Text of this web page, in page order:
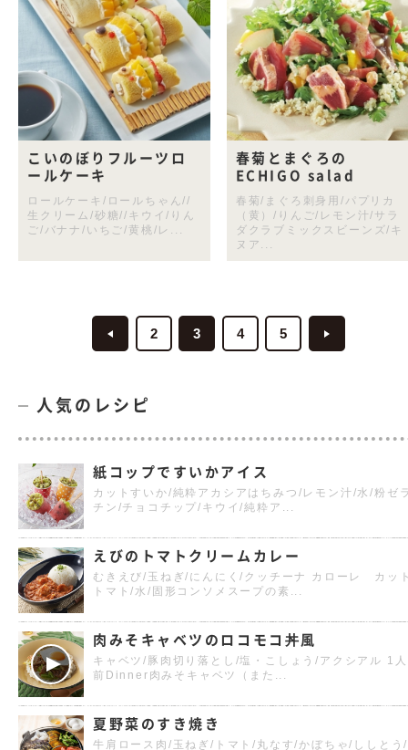
こいのぼりフルーツロ
ールケーキ
ロールケーキ/ロールちゃん//
生クリーム/砂糖//キウイ/りん
ご/バナナ/いちご/黄桃/レ...
春菊とまぐろの
ECHIGO salad
春菊/まぐろ刺身用/パプリカ
（黄）/りんご/レモン汁/サラ
ダクラブミックスビーンズ/キ
ヌア...
2 3 4 5
人気のレシピ
紙コップですいかアイス
カットすいか/純粋アカシアはちみつ/レモン汁/水/粉ゼ
チン/チョコチップ/キウイ/純粋ア...
えびのトマトクリームカレー
むきえび/玉ねぎ/にんにく/クッチーナ カローレ カッ
トマト/水/固形コンソメスープの素...
肉みそキャベツのロコモコ丼風
キャベツ/豚肉切り落とし/塩・こしょう/アクシアル 1人
前Dinner肉みそキャベツ（また...
夏野菜のすき焼き
牛肩ロース肉/玉ねぎ/トマト/丸なす/かぼちゃ/ししとう/